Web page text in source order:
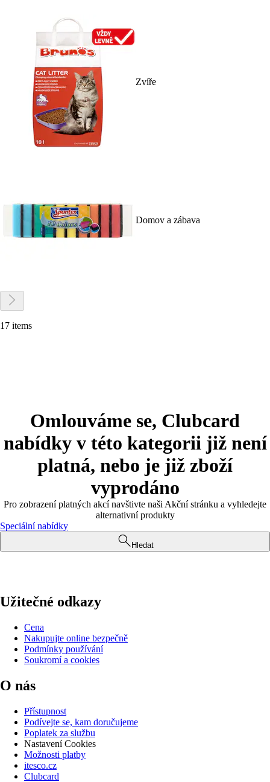
Zvíře
Domov a zábava
17 items
Omlouváme se, Clubcard
nabídky v této kategorii již není
platná, nebo je již zboží
vyprodáno
Pro zobrazení platných akcí navštivte naši Akční stránku a vyhledejte
alternativní produkty
Speciální nabídky
Hledat
Užitečné odkazy
Cena
Nakupujte online bezpečně
Podmínky používání
Soukromí a cookies
O nás
Přístupnost
Podívejte se, kam doručujeme
Poplatek za službu
Nastavení Cookies
Možnosti platby
itesco.cz
Clubcard